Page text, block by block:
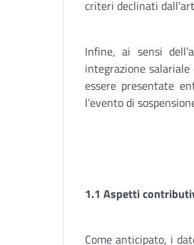
criteri declinati
Infine, ai sensi
integrazione
essere presentate
l’evento di
1.1 Aspetti
Come anticipato, i